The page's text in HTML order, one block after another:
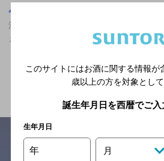
渋谷駅(東京都)周辺500m,創作洋食,ザ・
る,女性に人気のお店
関連ページ
このサイトにはお酒に関する情報が
歳以上の方を対象として
誕生年月日を西暦でご入
生年月日
年 月